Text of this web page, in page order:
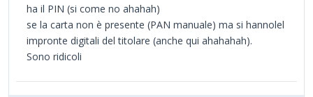
ha il PIN (si come no ahahah)
se la carta non è presente (PAN manuale) ma si hannolel
impronte digitali del titolare (anche qui ahahahah).
Sono ridicoli